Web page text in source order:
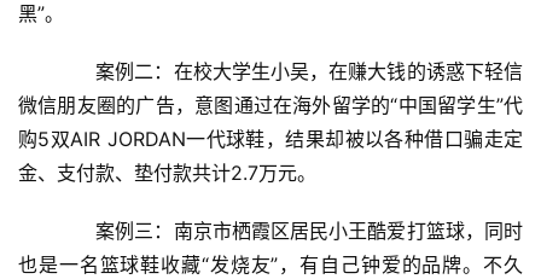
新
闻
黑”。
案例二：在校大学生小吴，在赚大钱的诱惑下轻信
微信朋友圈的广告，意图通过在海外留学的“中国留学生”代
购5双AIR JORDAN一代球鞋，结果却被以各种借口骗走定
金、支付款、垫付款共计2.7万元。
案例三：南京市栖霞区居民小王酷爱打篮球，同时
也是一名篮球鞋收藏“发烧友”，有自己钟爱的品牌。不久